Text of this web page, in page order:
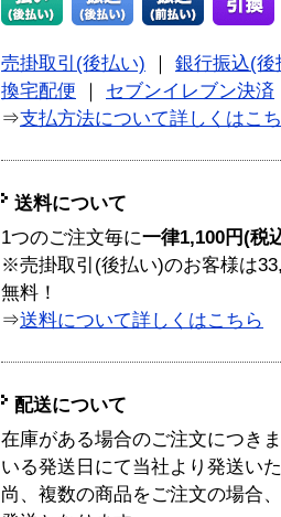
売掛取引(後払い)
銀行振込(後
換宅配便
セブンイレブン決済
⇒支払方法について詳しくはこ
送料について
1つのご注文毎に一律1,100円(税
※売掛取引(後払い)のお客様は
無料！
⇒送料について詳しくはこちら
配送について
在庫がある場合のご注文につき
いる発送日にて当社より発送い
尚、複数の商品をご注文の場合